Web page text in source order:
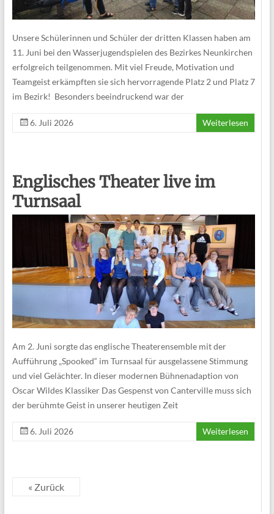
Unsere Schülerinnen und Schüler der dritten Klassen haben am
11. Juni bei den Wasserjugendspielen des Bezirkes Neunkirchen
erfolgreich teilgenommen. Mit viel Freude, Motivation und
Teamgeist erkämpften sie sich hervorragende Platz 2 und Platz 7
im Bezirk! Besonders beeindruckend war der
6. Juli 2026 Weiterlesen
Englisches Theater live im
Turnsaal
Am 2. Juni sorgte das englische Theaterensemble mit der
Aufführung „Spooked“ im Turnsaal für ausgelassene Stimmung
und viel Gelächter. In dieser modernen Bühnenadaption von
Oscar Wildes Klassiker Das Gespenst von Canterville muss sich
der berühmte Geist in unserer heutigen Zeit
6. Juli 2026 Weiterlesen
« Zurück